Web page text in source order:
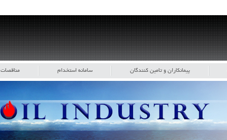
پیمانکاران و تامین کنندگان سامانه استخدام مناقصات